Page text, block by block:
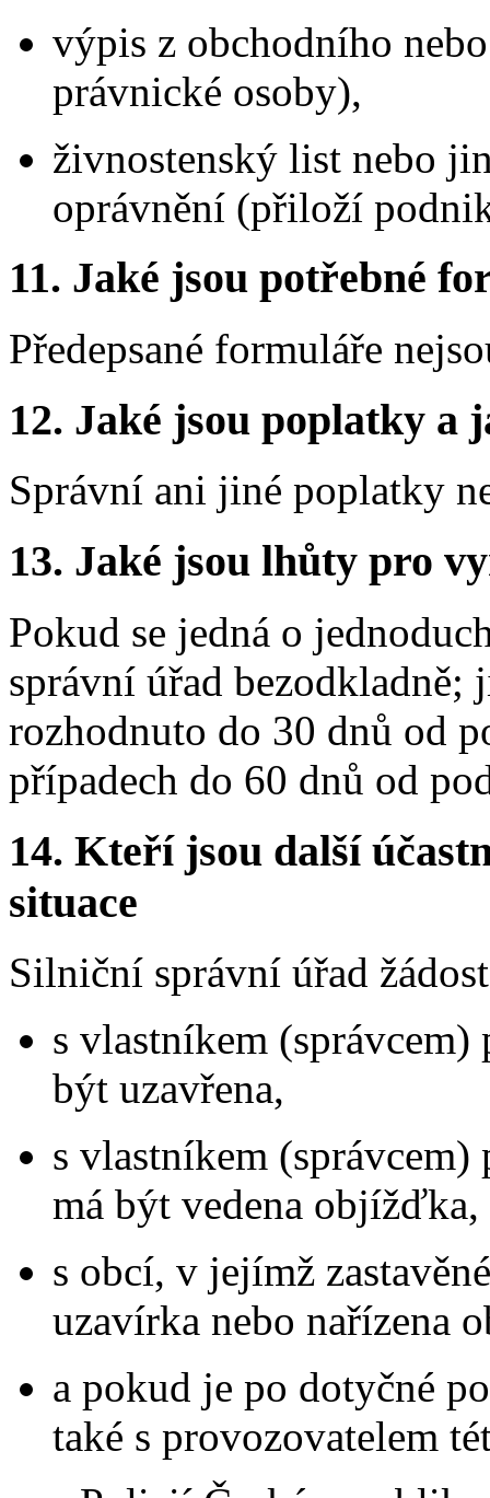
výpis z obchodního
právnické osoby),
živnostenský list nebo
oprávnění (přiloží
11. Jaké jsou potřebné
Předepsané formuláře
12. Jaké jsou poplatky a
Správní ani jiné poplatky
13. Jaké jsou lhůty pro
Pokud se jedná o
správní úřad bezodkladně;
rozhodnuto do 30 dnů od
případech do 60 dnů od
14. Kteří jsou další
situace
Silniční správní úřad
s vlastníkem
být uzavřena,
s vlastníkem
má být vedena objížďka,
s obcí, v jejímž
uzavírka nebo nařízena
a pokud je po dotyčné
také s provozovatelem